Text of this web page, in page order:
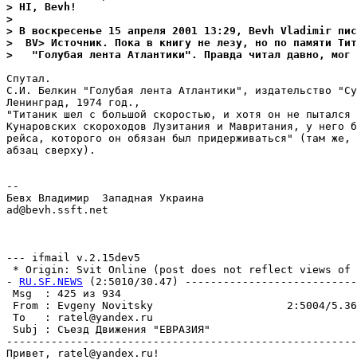
> HI, Bevh!
>
> В воскресенье 15 апреля 2001 13:29, Bevh Vladimir
>  BV> Источник. Пока в книгу не лезу, но по памяти
>   "Голубая лента Атлантики". Правда читал давно, мог
Спутал.
С.И. Белкин "Голубая лента Атлантики", издательство
Ленинград, 1974 год.,
"Титаник шел с большой скоростью, и хотя он не пытался
Кунаровских скороходов Лузитания и Мавритания, у него
рейса, которого он обязан был придерживаться" (там же,
абзац сверху).
--
Бевх Владимир  Западная Украина
ad@bevh.ssft.net
--- ifmail v.2.15dev5
* Origin: Svit Online (post does not reflect views of
- RU.SF.NEWS (2:5010/30.47)
Msg  : 425
From : Evgeny Novitsky                     2:5004/5.36
To   : ratel@yandex.ru
Subj : Съезд
Привет, ratel@yandex.ru!